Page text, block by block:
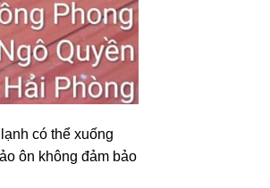
có thể xuống
ôn không đảm bảo